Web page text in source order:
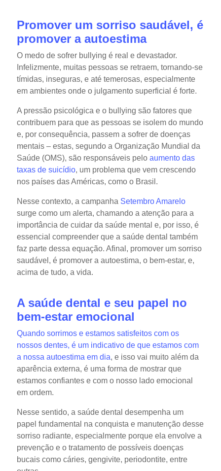
Promover um sorriso saudável, é
promover a autoestima
O medo de sofrer bullying é real e devastador.
Infelizmente, muitas pessoas se retraem, tornando-se
tímidas, inseguras, e até temerosas, especialmente
em ambientes onde o julgamento superficial é forte.
A pressão psicológica e o bullying são fatores que
contribuem para que as pessoas se isolem do mundo
e, por consequência, passem a sofrer de doenças
mentais – estas, segundo a Organização Mundial da
Saúde (OMS), são responsáveis pelo aumento das
taxas de suicídio, um problema que vem crescendo
nos países das Américas, como o Brasil.
Nesse contexto, a campanha Setembro Amarelo
surge como um alerta, chamando a atenção para a
importância de cuidar da saúde mental e, por isso, é
essencial compreender que a saúde dental também
faz parte dessa equação. Afinal, promover um sorriso
saudável, é promover a autoestima, o bem-estar, e,
acima de tudo, a vida.
A saúde dental e seu papel no
bem-estar emocional
Quando sorrimos e estamos satisfeitos com os
nossos dentes, é um indicativo de que estamos com
a nossa autoestima em dia, e isso vai muito além da
aparência externa, é uma forma de mostrar que
estamos confiantes e com o nosso lado emocional
em ordem.
Nesse sentido, a saúde dental desempenha um
papel fundamental na conquista e manutenção desse
sorriso radiante, especialmente porque ela envolve a
prevenção e o tratamento de possíveis doenças
bucais como cáries, gengivite, periodontite, entre